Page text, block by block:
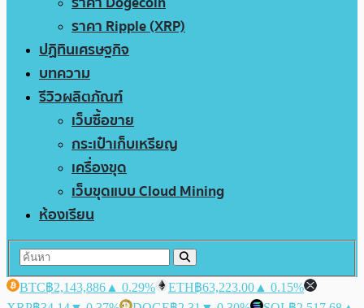
ราคา Ripple (XRP)
ปฏิทินเศรษฐกิจ
บทความ
รีวิวผลิตภัณฑ์
เว็บซื้อขาย
กระเป๋าเก็บเหรียญ
เครื่องขุด
เว็บขุดแบบ Cloud Mining
ห้องเรียน
BTC฿2,143,886 ▲ 0.29% ETH฿63,223.00 ▲ 0.15%